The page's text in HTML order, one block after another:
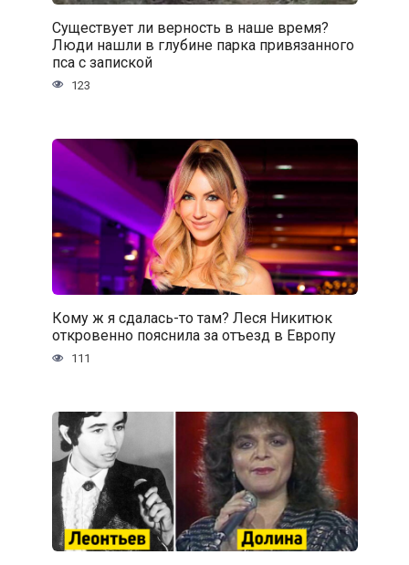
Существует ли верность в наше время?
Люди нашли в глубине парка привязанного
пса с запиской
123
Кому ж я сдалась-то там? Леся Никитюк
откровенно пояснила за отъезд в Европу
111